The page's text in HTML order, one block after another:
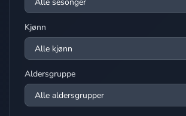
Kjønn
Aldersgruppe